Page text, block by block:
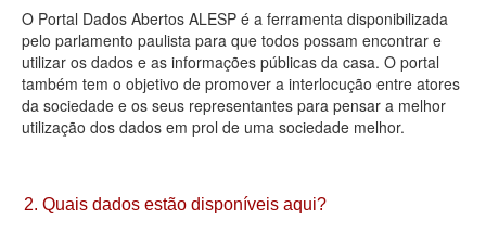
Planejamento
Catálogo de dados
Processo Legislativo
Deputados Estaduais
O Portal Dados Abertos ALESP é a ferramenta disponibilizada
pelo parlamento paulista para que todos possam encontrar e
utilizar os dados e as informações públicas da casa. O portal
também tem o objetivo de promover a interlocução entre atores
da sociedade e os seus representantes para pensar a melhor
utilização dos dados em prol de uma sociedade melhor.
2. Quais dados estão disponíveis aqui?